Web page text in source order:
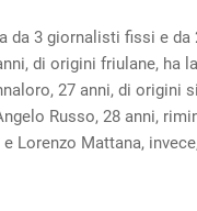
da 3 giornalisti fissi e
di origini friulane, ha
27 anni, di origini
Russo, 28 anni,
Lorenzo Mattana,